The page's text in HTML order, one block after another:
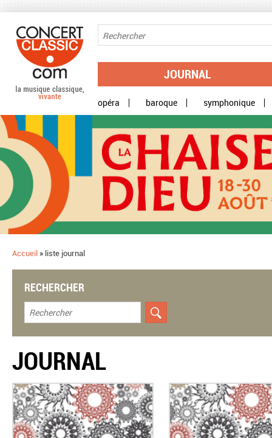
JOURNAL
opéra baroque symphonique
Accueil » liste journal
RECHERCHER
JOURNAL